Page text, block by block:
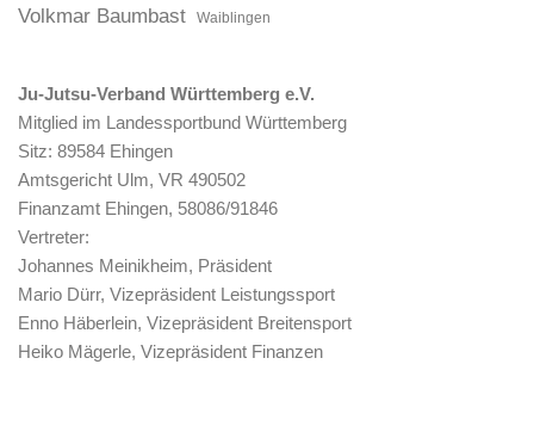
Volkmar Baumbast Waiblingen
Ju-Jutsu-Verband Württemberg e.V.
Mitglied im Landessportbund Württemberg
Sitz: 89584 Ehingen
Amtsgericht Ulm, VR 490502
Finanzamt Ehingen, 58086/91846
Vertreter:
Johannes Meinikheim, Präsident
Mario Dürr, Vizepräsident Leistungssport
Enno Häberlein, Vizepräsident Breitensport
Heiko Mägerle, Vizepräsident Finanzen